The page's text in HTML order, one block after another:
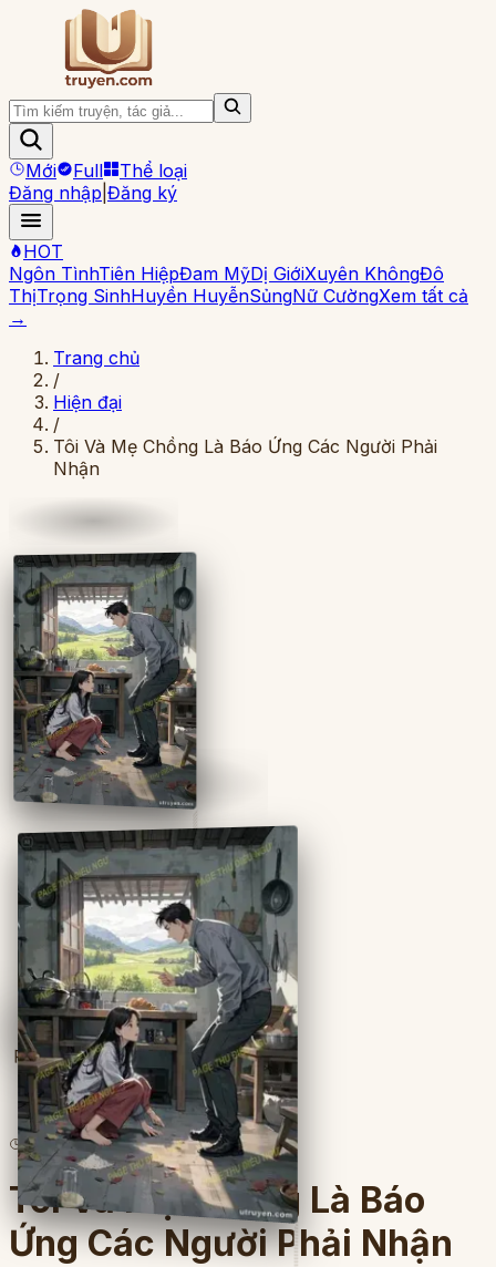
Mới Full
Thể loại
Đăng nhập Đăng ký
HOT
Ngôn TìnhTiên HiệpĐam MỹDị GiớiXuyên KhôngĐô
ThịTrọng SinhHuyền HuyễnSủngNữ CườngXem tất cả
→
Trang chủ
/
Hiện đại
/
Tôi Và Mẹ Chồng Là Báo Ứng Các Người Phải
Nhận
Full
4 lượt đọc· 8chương
Tôi Và Mẹ Chồng Là Báo
Ứng Các Người Phải Nhận